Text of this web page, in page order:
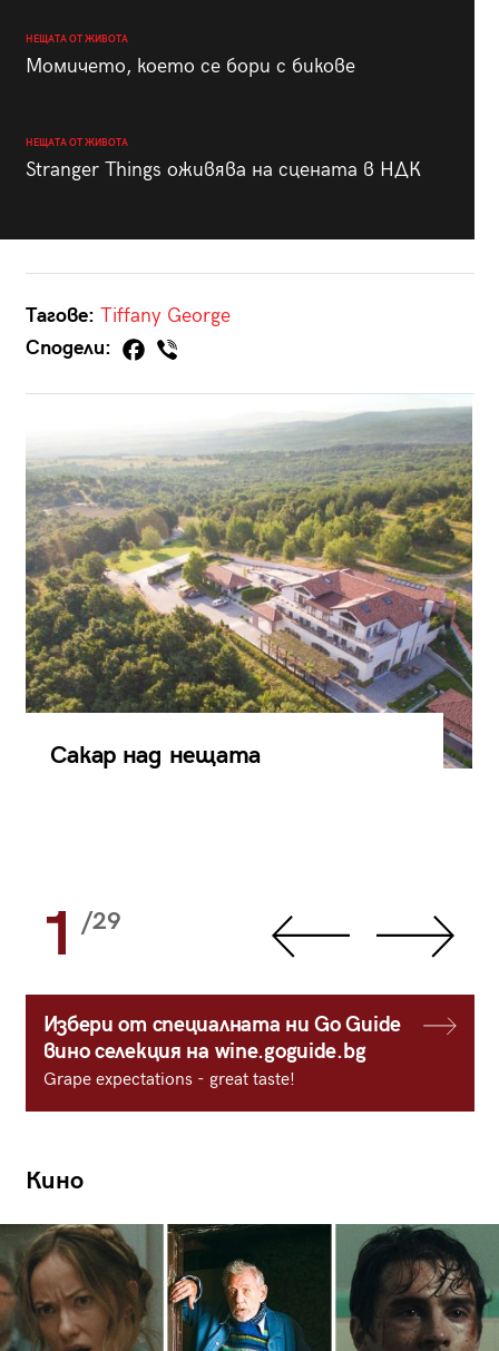
НЕЩАТА ОТ ЖИВОТА
Момичето, което се бори с бикове
НЕЩАТА ОТ ЖИВОТА
Stranger Things оживява на сцената в НДК
Тагове: Tiffany George
Сподели:
Сакар над нещата
1 /29
Избери от специалната ни Go Guide
вино селекция на wine.goguide.bg
Grape expectations - great taste!
Кино